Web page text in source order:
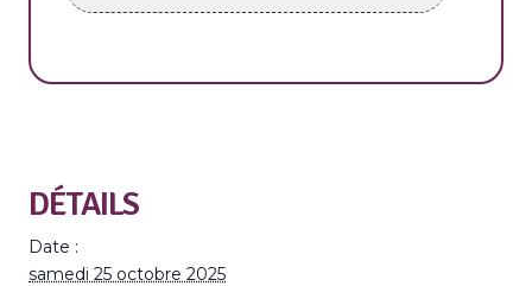
DÉTAILS
Date :
samedi 25 octobre 2025